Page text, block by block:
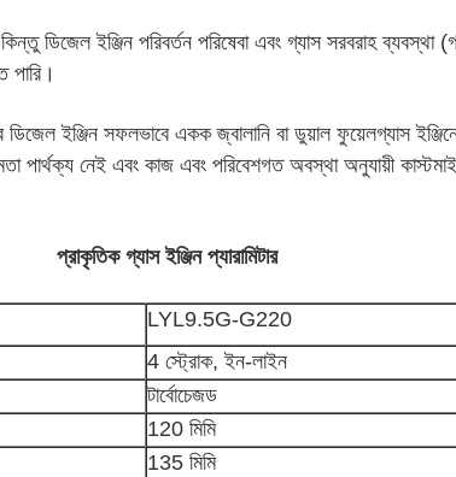
ডিজেল ইঞ্জিন পরিবর্তন পরিষেবা এবং গ্যাস সরবরাহ
পারি।
ইঞ্জিন সফলভাবে একক জ্বালানি বা ডুয়াল ফুয়েলগ্যাস
পার্থক্য নেই এবং কাজ এবং পরিবেশগত অবস্থা অনুযায়ী
প্রাকৃতিক গ্যাস ইঞ্জিন প্যারামিটার
LYL9.5G-G220
4 স্ট্রোক, ইন-লাইন
টার্বোচেজড
120 মিমি
135 মিমি